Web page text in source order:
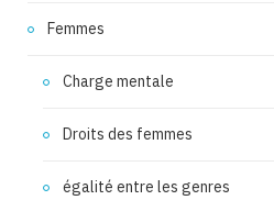
Femmes
Charge mentale
Droits des femmes
égalité entre les genres